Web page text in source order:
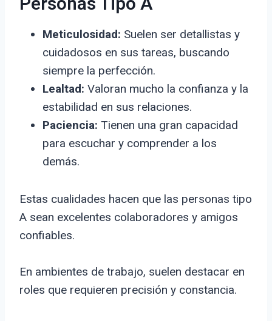
Meticulosidad: Suelen ser detallistas y
cuidadosos en sus tareas, buscando
siempre la perfección.
Lealtad: Valoran mucho la confianza y la
estabilidad en sus relaciones.
Paciencia: Tienen una gran capacidad
para escuchar y comprender a los
demás.
Estas cualidades hacen que las personas tipo
A sean excelentes colaboradores y amigos
confiables.
En ambientes de trabajo, suelen destacar en
roles que requieren precisión y constancia.